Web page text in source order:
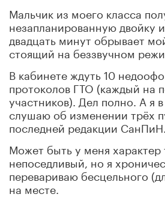
Мальчик из моего класса
незапланированную двойку
двадцать минут обрывает
стоящий на беззвучном
В кабинете ждуть 10
протоколов ГТО (каждый на
участников). Дел полно. А я
слушаю об изменении трёх
последней редакции
Может быть у меня характер
непоседливый, но я
перевариваю бесцельного
на месте.